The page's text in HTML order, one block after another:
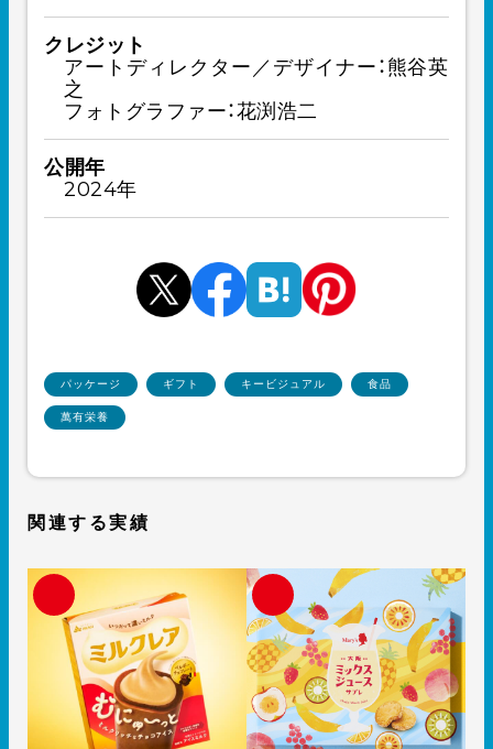
クレジット
アートディレクター／デザイナー：熊谷英
之
フォトグラファー：花渕浩二
公開年
2024年
パッケージ ギフト キービジュアル 食品
萬有栄養
関連する実績